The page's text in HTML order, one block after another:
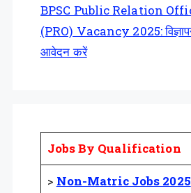
BPSC Public Relation
(PRO) Vacancy 2025:
आवेदन करें
Jobs By Qualification
> Non-Matric Jobs 2025